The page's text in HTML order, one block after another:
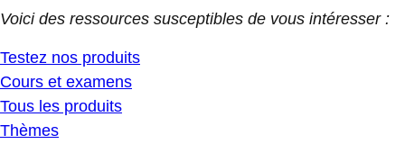
Voici des ressources susceptibles de vous intéresser :
Testez nos produits
Cours et examens
Tous les produits
Thèmes